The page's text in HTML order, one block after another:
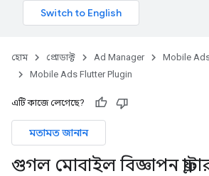
হোম প্রোডাক্ট Ad Manager
Mobile
Mobile Ads Flutter Plugin
এটি কাজে লেগেছে?
মতামত জানান
গুগল মোবাইল বিজ্ঞাপন